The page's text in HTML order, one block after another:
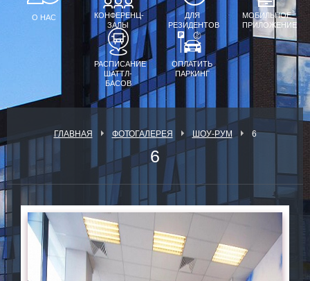
О НАС
КОНФЕРЕНЦ-
ЗАЛЫ
ДЛЯ
РЕЗИДЕНТОВ
МОБИЛЬНОЕ
ПРИЛОЖЕНИЕ
РАСПИСАНИЕ
ШАТТЛ-
БАСОВ
ОПЛАТИТЬ
ПАРКИНГ
ГЛАВНАЯ ФОТОГАЛЕРЕЯ ШОУ-РУМ 6
6